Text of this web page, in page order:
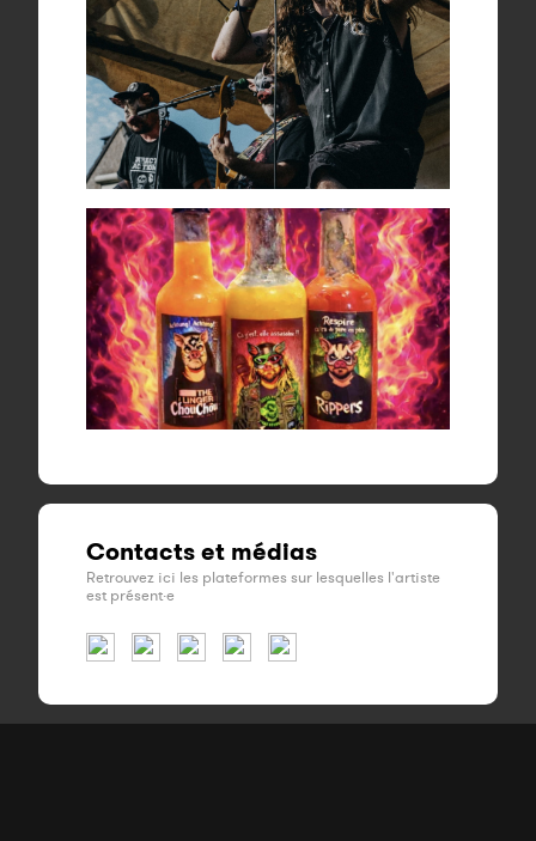
Contacts et médias
Retrouvez ici les plateformes sur lesquelles l'artiste
est présent·e